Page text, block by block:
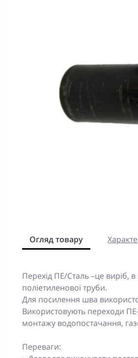
Огляд товару
Перехід ПЕ/Сталь –це виріб, в
поліетиленової труби.
Для посилення шва
Використовують переходи
монтажу водопостачання,
Переваги: